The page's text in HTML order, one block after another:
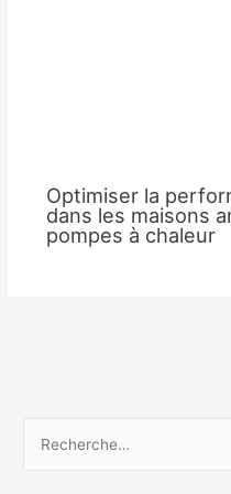
Optimiser la
dans les maisons
pompes à chaleur